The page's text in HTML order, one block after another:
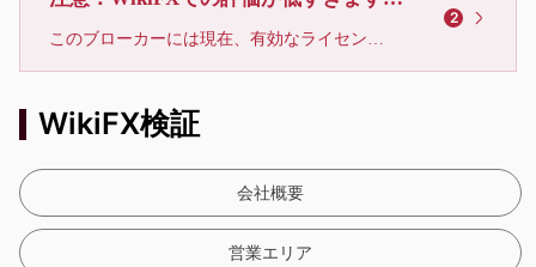
9 7
9
8
このブローカーには現在、有効なライセンスが確認されていません。リスクにご注意下さい！
2
WikiFX検証
会社概要
営業エリア